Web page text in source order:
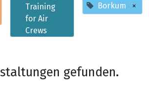
Training
for Air
Crews
Borkum ×
gefunden.